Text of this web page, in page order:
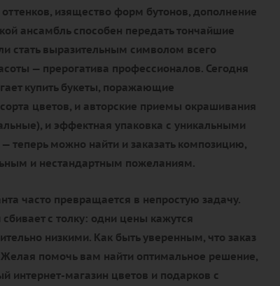
изящество форм бутонов, дополнение
ансамбль способен передать тончайшие
стать выразительным символом всего
— прерогатива профессионалов. Сегодня
купить букеты, поражающие
цветов, и авторские приемы окрашивания
и эффектная упаковка с уникальными
теперь можно найти и заказать композицию,
и нестандартным пожеланиям.
часто превращается в непростую задачу.
с толку: одни цены кажутся
низкими. Как быть уверенным, что заказ
помочь вам найти оптимальное решение,
интернет-магазин цветов и подарков с